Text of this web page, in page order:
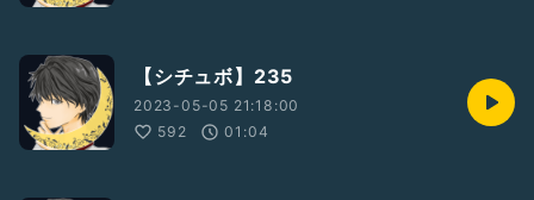
【シチュボ】235
2023-05-05 21:18:00
592
01:04